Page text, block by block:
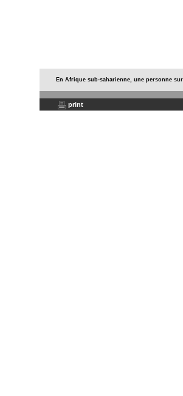
En Afrique sub-saharienne, une personne
print